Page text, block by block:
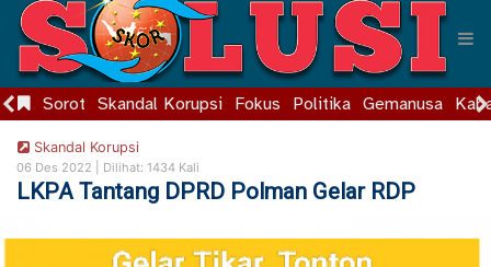
Sorot Skandal Korupsi Fokus Politika Gemanusa
Skandal Korupsi
06 Des 2022 | Dilihat: 1434 Kali
LKPA Tantang DPRD Polman Gelar RDP